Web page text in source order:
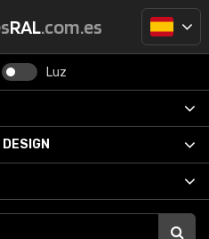
RAL.com.es
Luz